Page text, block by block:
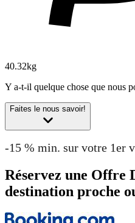
40.32kg
Y a-t-il quelque chose que nous
Faites le nous savoir!
-15 % min. sur votre 1er
Réservez une Offre
destination proche